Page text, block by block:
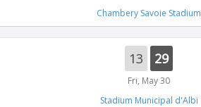
Chambery Savoie Stadium
13 29
Fri, May 30
Stadium Municipal d'Albi